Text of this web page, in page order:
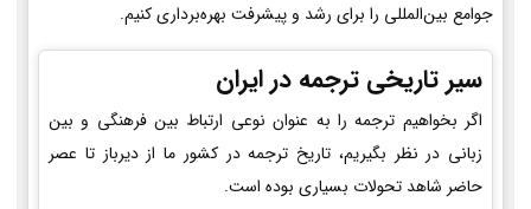
جوامع بین‌المللی را برای رشد و پیشرفت بهره‌برداری کنیم.
سیر تاریخی ترجمه در ایران
اگر بخواهیم ترجمه را به عنوان نوعی ارتباط بین فرهنگی و بین
زبانی در نظر بگیریم، تاریخ ترجمه در کشور ما از دیرباز تا عصر
حاضر شاهد تحولات بسیاری بوده است.